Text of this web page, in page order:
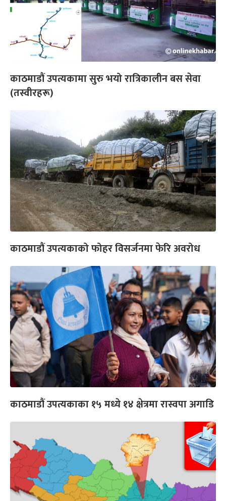
काठमाडौं उपत्यकामा सुरु भयो रात्रिकालीन बस सेवा
(तस्वीरहरू)
काठमाडौं उपत्यकाको फोहर विसर्जनमा फेरि अवरोध
काठमाडौं उपत्यकाका १५ मध्ये १४ क्षेत्रमा रास्वपा अगाडि